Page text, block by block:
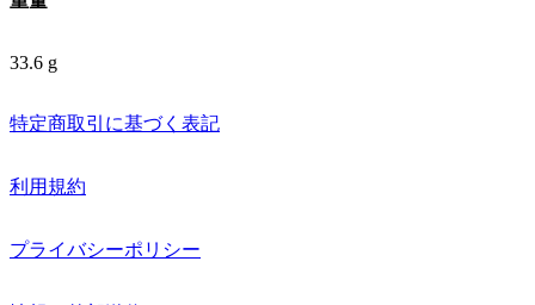
33.6 g
特定商取引に基づく表記
利用規約
プライバシーポリシー